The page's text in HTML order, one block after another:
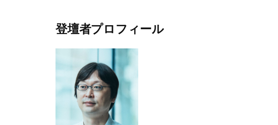
登壇者プロフィール